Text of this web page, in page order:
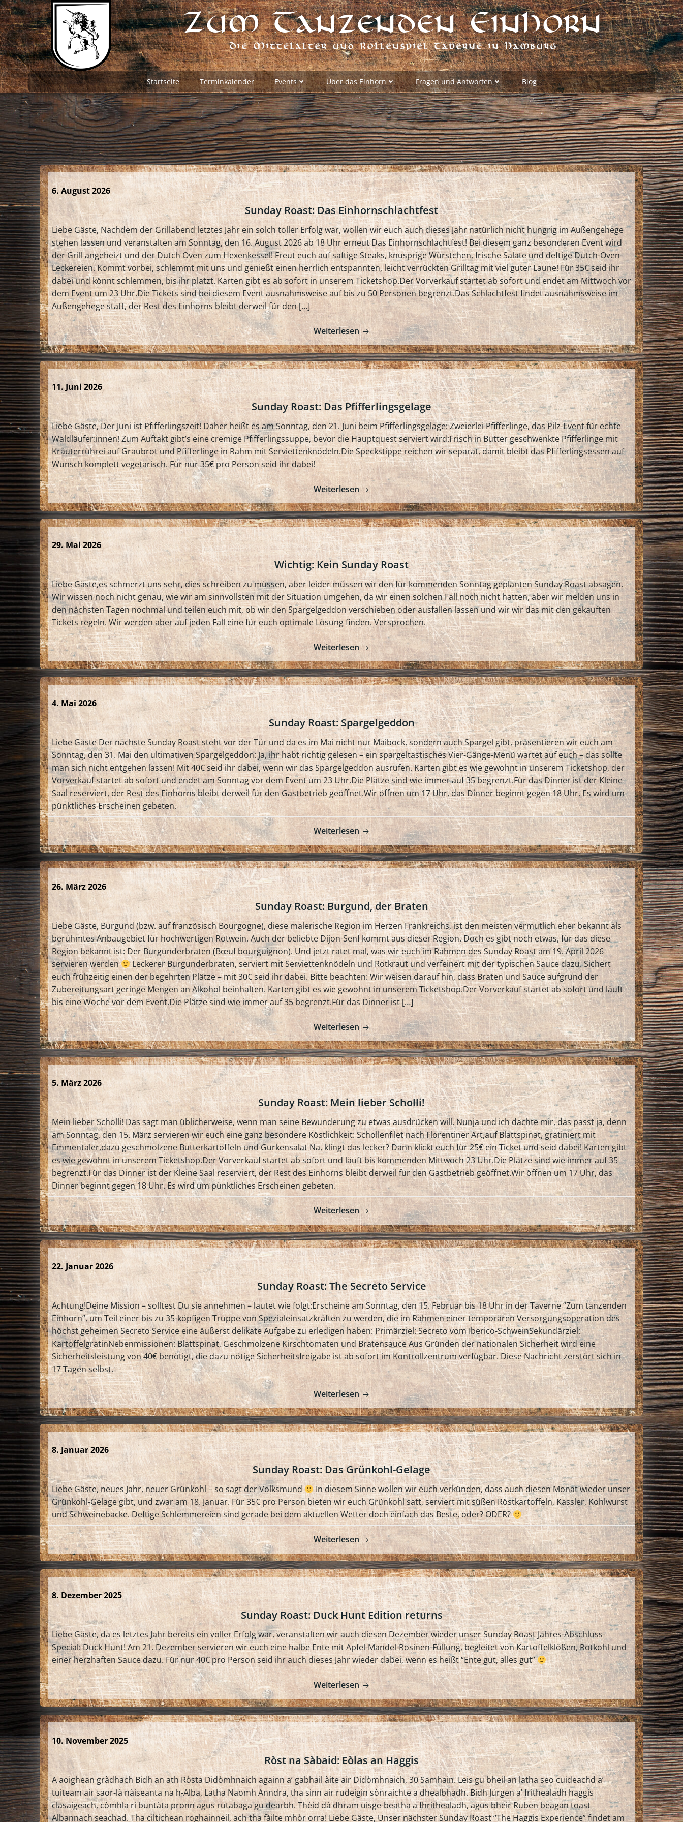
Zum
Inhalt
springen
Zum Tanzenden Einhorn
Die Mittelalter und Rollenspiel Taverne in Hamburg
Startseite Terminkalender Events Über das Einhorn Fragen und Antworten Blog
6. August 2026
Sunday Roast: Das Einhornschlachtfest
Liebe Gäste, Nachdem der Grillabend letztes Jahr ein solch toller Erfolg war, wollen wir euch auch dieses Jahr natürlich nicht hungrig im Außengehege
stehen lassen und veranstalten am Sonntag, den 16. August 2026 ab 18 Uhr erneut Das Einhornschlachtfest! Bei diesem ganz besonderen Event wird
der Grill angeheizt und der Dutch Oven zum Hexenkessel! Freut euch auf saftige Steaks, knusprige Würstchen, frische Salate und deftige Dutch-Oven-
Leckereien. Kommt vorbei, schlemmt mit uns und genießt einen herrlich entspannten, leicht verrückten Grilltag mit viel guter Laune! Für 35€ seid ihr
dabei und könnt schlemmen, bis ihr platzt. Karten gibt es ab sofort in unserem Ticketshop.Der Vorverkauf startet ab sofort und endet am Mittwoch vor
dem Event um 23 Uhr.Die Tickets sind bei diesem Event ausnahmsweise auf bis zu 50 Personen begrenzt.Das Schlachtfest findet ausnahmsweise im
Außengehege statt, der Rest des Einhorns bleibt derweil für den […]
Weiterlesen
11. Juni 2026
Sunday Roast: Das Pfifferlingsgelage
Liebe Gäste, Der Juni ist Pfifferlingszeit! Daher heißt es am Sonntag, den 21. Juni beim Pfifferlingsgelage: Zweierlei Pfifferlinge, das Pilz-Event für echte
Waldläufer:innen! Zum Auftakt gibt’s eine cremige Pfifferlingssuppe, bevor die Hauptquest serviert wird:Frisch in Butter geschwenkte Pfifferlinge mit
Kräuterrührei auf Graubrot und Pfifferlinge in Rahm mit Serviettenknödeln.Die Speckstippe reichen wir separat, damit bleibt das Pfifferlingsessen auf
Wunsch komplett vegetarisch. Für nur 35€ pro Person seid ihr dabei!
Weiterlesen
29. Mai 2026
Wichtig: Kein Sunday Roast
Liebe Gäste,es schmerzt uns sehr, dies schreiben zu müssen, aber leider müssen wir den für kommenden Sonntag geplanten Sunday Roast absagen.
Wir wissen noch nicht genau, wie wir am sinnvollsten mit der Situation umgehen, da wir einen solchen Fall noch nicht hatten, aber wir melden uns in
den nächsten Tagen nochmal und teilen euch mit, ob wir den Spargelgeddon verschieben oder ausfallen lassen und wir wir das mit den gekauften
Tickets regeln. Wir werden aber auf jeden Fall eine für euch optimale Lösung finden. Versprochen.
Weiterlesen
4. Mai 2026
Sunday Roast: Spargelgeddon
Liebe Gäste Der nächste Sunday Roast steht vor der Tür und da es im Mai nicht nur Maibock, sondern auch Spargel gibt, präsentieren wir euch am
Sonntag, den 31. Mai den ultimativen Spargelgeddon: Ja, ihr habt richtig gelesen – ein spargeltastisches Vier-Gänge-Menü wartet auf euch – das sollte
man sich nicht entgehen lassen! Mit 40€ seid ihr dabei, wenn wir das Spargelgeddon ausrufen. Karten gibt es wie gewohnt in unserem Ticketshop, der
Vorverkauf startet ab sofort und endet am Sonntag vor dem Event um 23 Uhr.Die Plätze sind wie immer auf 35 begrenzt.Für das Dinner ist der Kleine
Saal reserviert, der Rest des Einhorns bleibt derweil für den Gastbetrieb geöffnet.Wir öffnen um 17 Uhr, das Dinner beginnt gegen 18 Uhr. Es wird um
pünktliches Erscheinen gebeten.
Weiterlesen
26. März 2026
Sunday Roast: Burgund, der Braten
Liebe Gäste, Burgund (bzw. auf französisch Bourgogne), diese malerische Region im Herzen Frankreichs, ist den meisten vermutlich eher bekannt als
berühmtes Anbaugebiet für hochwertigen Rotwein. Auch der beliebte Dijon-Senf kommt aus dieser Region. Doch es gibt noch etwas, für das diese
Region bekannt ist: Der Burgunderbraten (Bœuf bourguignon). Und jetzt ratet mal, was wir euch im Rahmen des Sunday Roast am 19. April 2026
servieren werden
Leckerer Burgunderbraten, serviert mit Serviettenknödeln und Rotkraut und verfeinert mit der typischen Sauce dazu. Sichert
euch frühzeitig einen der begehrten Plätze – mit 30€ seid ihr dabei. Bitte beachten: Wir weisen darauf hin, dass Braten und Sauce aufgrund der
Zubereitungsart geringe Mengen an Alkohol beinhalten. Karten gibt es wie gewohnt in unserem Ticketshop.Der Vorverkauf startet ab sofort und läuft
bis eine Woche vor dem Event.Die Plätze sind wie immer auf 35 begrenzt.Für das Dinner ist […]
Weiterlesen
5. März 2026
Sunday Roast: Mein lieber Scholli!
Mein lieber Scholli! Das sagt man üblicherweise, wenn man seine Bewunderung zu etwas ausdrücken will. Nunja und ich dachte mir, das passt ja, denn
am Sonntag, den 15. März servieren wir euch eine ganz besondere Köstlichkeit: Schollenfilet nach Florentiner Art,auf Blattspinat, gratiniert mit
Emmentaler,dazu geschmolzene Butterkartoffeln und Gurkensalat Na, klingt das lecker? Dann klickt euch für 25€ ein Ticket und seid dabei! Karten gibt
es wie gewohnt in unserem Ticketshop.Der Vorverkauf startet ab sofort und läuft bis kommenden Mittwoch 23 Uhr.Die Plätze sind wie immer auf 35
begrenzt.Für das Dinner ist der Kleine Saal reserviert, der Rest des Einhorns bleibt derweil für den Gastbetrieb geöffnet.Wir öffnen um 17 Uhr, das
Dinner beginnt gegen 18 Uhr. Es wird um pünktliches Erscheinen gebeten.
Weiterlesen
22. Januar 2026
Sunday Roast: The Secreto Service
Achtung!Deine Mission – solltest Du sie annehmen – lautet wie folgt:Erscheine am Sonntag, den 15. Februar bis 18 Uhr in der Taverne “Zum tanzenden
Einhorn”, um Teil einer bis zu 35-köpfigen Truppe von Spezialeinsatzkräften zu werden, die im Rahmen einer temporären Versorgungsoperation des
höchst geheimen Secreto Service eine äußerst delikate Aufgabe zu erledigen haben: Primärziel: Secreto vom Iberico-SchweinSekundärziel:
KartoffelgratinNebenmissionen: Blattspinat, Geschmolzene Kirschtomaten und Bratensauce Aus Gründen der nationalen Sicherheit wird eine
Sicherheitsleistung von 40€ benötigt, die dazu nötige Sicherheitsfreigabe ist ab sofort im Kontrollzentrum verfügbar. Diese Nachricht zerstört sich in
17 Tagen selbst.
Weiterlesen
8. Januar 2026
Sunday Roast: Das Grünkohl-Gelage
Liebe Gäste, neues Jahr, neuer Grünkohl – so sagt der Volksmund
In diesem Sinne wollen wir euch verkünden, dass auch diesen Monat wieder unser
Grünkohl-Gelage gibt, und zwar am 18. Januar. Für 35€ pro Person bieten wir euch Grünkohl satt, serviert mit süßen Röstkartoffeln, Kassler, Kohlwurst
und Schweinebacke. Deftige Schlemmereien sind gerade bei dem aktuellen Wetter doch einfach das Beste, oder? ODER?
Weiterlesen
8. Dezember 2025
Sunday Roast: Duck Hunt Edition returns
Liebe Gäste, da es letztes Jahr bereits ein voller Erfolg war, veranstalten wir auch diesen Dezember wieder unser Sunday Roast Jahres-Abschluss-
Special: Duck Hunt! Am 21. Dezember servieren wir euch eine halbe Ente mit Apfel-Mandel-Rosinen-Füllung, begleitet von Kartoffelklößen, Rotkohl und
einer herzhaften Sauce dazu. Für nur 40€ pro Person seid ihr auch dieses Jahr wieder dabei, wenn es heißt “Ente gut, alles gut”
Weiterlesen
10. November 2025
Ròst na Sàbaid: Eòlas an Haggis
A aoighean gràdhach Bidh an ath Ròsta Didòmhnaich againn a’ gabhail àite air Didòmhnaich, 30 Samhain. Leis gu bheil an latha seo cuideachd a’
tuiteam air saor-là nàiseanta na h-Alba, Latha Naomh Anndra, tha sinn air rudeigin sònraichte a dhealbhadh. Bidh Jürgen a’ frithealadh haggis
clasaigeach, còmhla ri buntàta pronn agus rutabaga gu dearbh. Thèid dà dhram uisge-beatha a fhrithealadh, agus bheir Ruben beagan toast
Albannach seachad. Tha ciltichean roghainneil, ach tha fàilte mhòr orra! Liebe Gäste, Unser nächster Sunday Roast “The Haggis Experience” findet am